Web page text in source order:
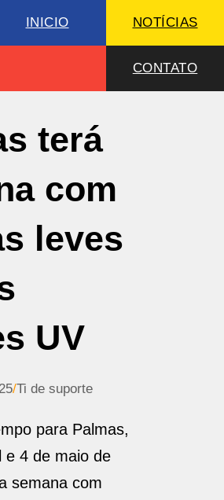
INICIO NOTÍCIAS
CONTATO
terá
com
leves
UV
/Ti de suporte
para Palmas,
e 4 de maio de
semana com